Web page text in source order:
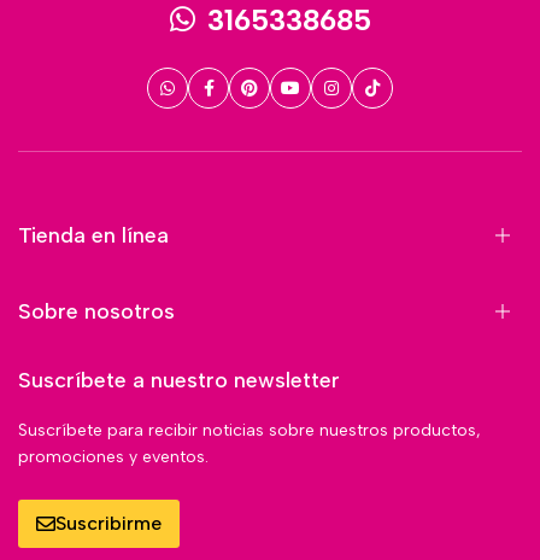
3165338685
Tienda en línea
Sobre nosotros
Suscríbete a nuestro newsletter
Suscríbete para recibir noticias sobre nuestros productos,
promociones y eventos.
Suscribirme